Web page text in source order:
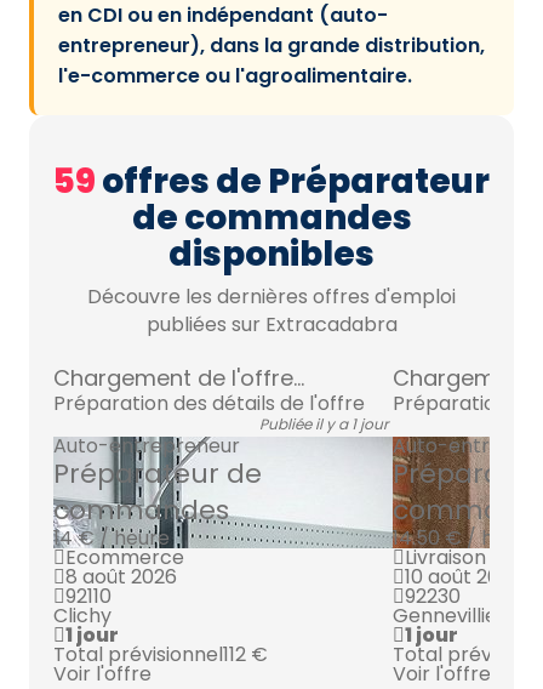
en CDI ou en indépendant (auto-
entrepreneur), dans la grande distribution,
l'e-commerce ou l'agroalimentaire.
59offres de Préparateur
de commandes
disponibles
Découvre les dernières offres d'emploi
publiées sur Extracadabra
Chargement de l'offre...
Préparation des détails de l'offre
Publiée il y a 1 jour
Auto-entrepreneur
Préparateur de
commandes
14 € / heure
Ecommerce
8 août 2026
92110
Clichy
1 jour
Total prévisionnel112 €
Voir l'offre
Chargement
Préparation
Auto-
14.50 € / heure
Livraison
10 août 2026
92230
Gennevilliers
1 jour
Total
Voir l'offre